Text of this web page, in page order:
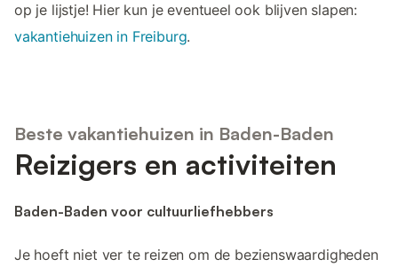
op je lijstje! Hier kun je eventueel ook blijven slapen:
vakantiehuizen in Freiburg.
Beste vakantiehuizen in Baden-Baden
Reizigers en activiteiten
Baden-Baden voor cultuurliefhebbers
Je hoeft niet ver te reizen om de bezienswaardigheden